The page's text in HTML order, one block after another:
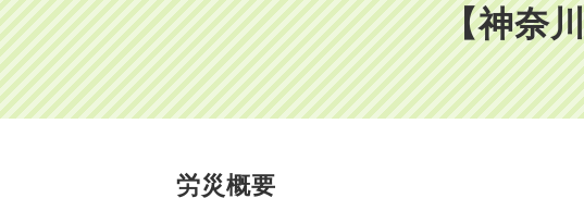
【神奈
労災概要